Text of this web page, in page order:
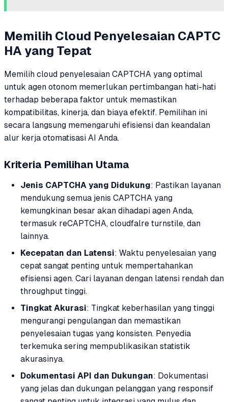
Memilih Cloud Penyelesaian CAPTC
HA yang Tepat
Memilih cloud penyelesaian CAPTCHA yang optimal
untuk agen otonom memerlukan pertimbangan hati-hati
terhadap beberapa faktor untuk memastikan
kompatibilitas, kinerja, dan biaya efektif. Pemilihan ini
secara langsung memengaruhi efisiensi dan keandalan
alur kerja otomatisasi AI Anda.
Kriteria Pemilihan Utama
Jenis CAPTCHA yang Didukung: Pastikan layanan
mendukung semua jenis CAPTCHA yang
kemungkinan besar akan dihadapi agen Anda,
termasuk reCAPTCHA, cloudfalre turnstile, dan
lainnya.
Kecepatan dan Latensi: Waktu penyelesaian yang
cepat sangat penting untuk mempertahankan
efisiensi agen. Cari layanan dengan latensi rendah dan
throughput tinggi.
Tingkat Akurasi: Tingkat keberhasilan yang tinggi
mengurangi pengulangan dan memastikan
penyelesaian tugas yang konsisten. Penyedia
terkemuka sering mempublikasikan statistik
akurasinya.
Dokumentasi API dan Dukungan: Dokumentasi
yang jelas dan dukungan pelanggan yang responsif